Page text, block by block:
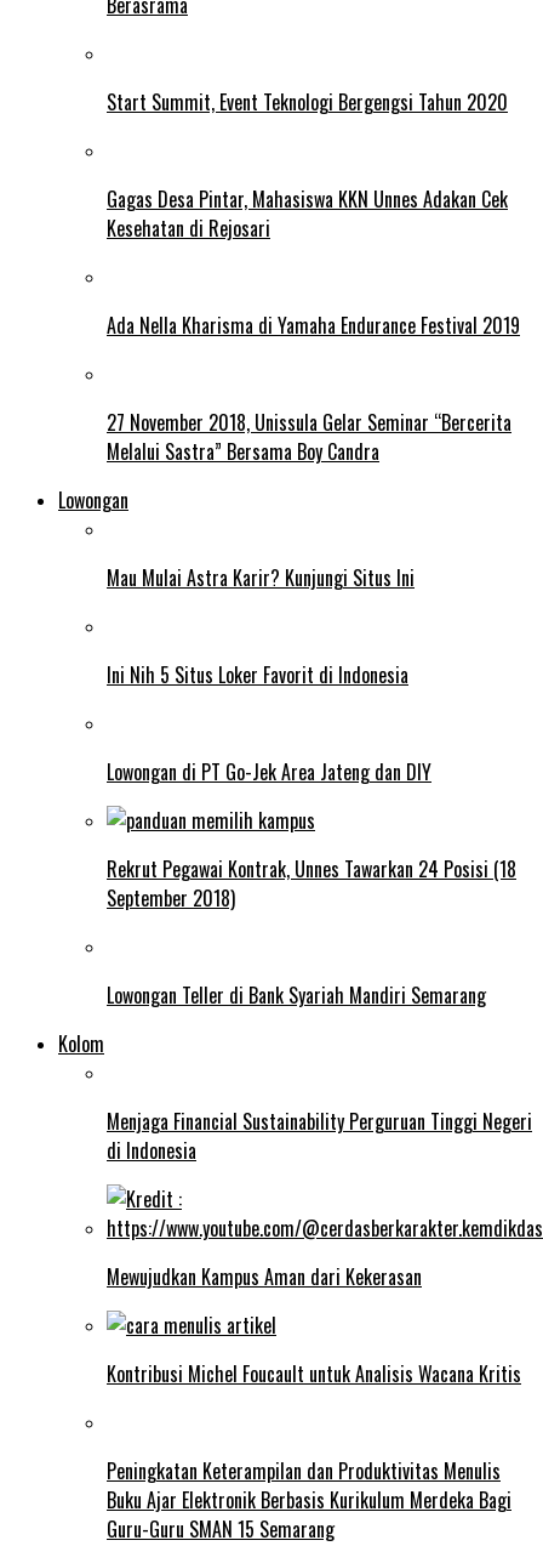
Start Summit, Event Teknologi Bergengsi Tahun 2020
Gagas Desa Pintar, Mahasiswa KKN Unnes Adakan Cek
Kesehatan di Rejosari
Ada Nella Kharisma di Yamaha Endurance Festival 2019
27 November 2018, Unissula Gelar Seminar “Bercerita
Melalui Sastra” Bersama Boy Candra
Lowongan
Mau Mulai Astra Karir? Kunjungi Situs Ini
Ini Nih 5 Situs Loker Favorit di Indonesia
Lowongan di PT Go-Jek Area Jateng dan DIY
Rekrut Pegawai Kontrak, Unnes Tawarkan 24 Posisi (18
September 2018)
Lowongan Teller di Bank Syariah Mandiri Semarang
Kolom
Menjaga Financial Sustainability Perguruan Tinggi Negeri
di Indonesia
Mewujudkan Kampus Aman dari Kekerasan
Kontribusi Michel Foucault untuk Analisis Wacana Kritis
Peningkatan Keterampilan dan Produktivitas Menulis
Buku Ajar Elektronik Berbasis Kurikulum Merdeka Bagi
Guru-Guru SMAN 15 Semarang